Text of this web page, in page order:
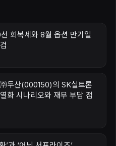
회복세와 8월 옵션 만기일
두산(000150)의 SK실트론
화 시나리오와 재무 부담 점